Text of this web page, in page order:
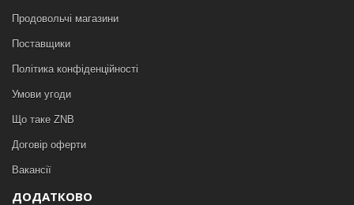
Продовольчі магазини
Поставщики
Політика конфіденційності
Умови угоди
Що таке ZNB
Договір оферти
Вакансії
ДОДАТКОВО